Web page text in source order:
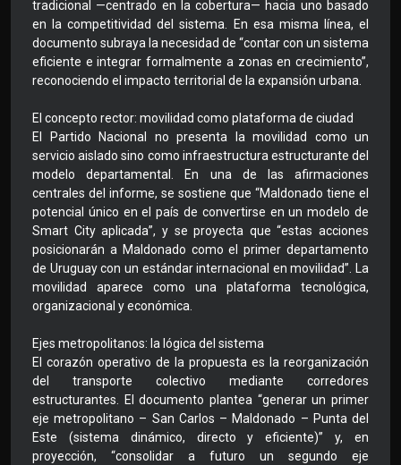
tradicional —centrado en la cobertura— hacia uno basado
en la competitividad del sistema. En esa misma línea, el
documento subraya la necesidad de “contar con un sistema
eficiente e integrar formalmente a zonas en crecimiento”,
reconociendo el impacto territorial de la expansión urbana.
El concepto rector: movilidad como plataforma de ciudad
El Partido Nacional no presenta la movilidad como un
servicio aislado sino como infraestructura estructurante del
modelo departamental. En una de las afirmaciones
centrales del informe, se sostiene que “Maldonado tiene el
potencial único en el país de convertirse en un modelo de
Smart City aplicada”, y se proyecta que “estas acciones
posicionarán a Maldonado como el primer departamento
de Uruguay con un estándar internacional en movilidad”. La
movilidad aparece como una plataforma tecnológica,
organizacional y económica.
Ejes metropolitanos: la lógica del sistema
El corazón operativo de la propuesta es la reorganización
del transporte colectivo mediante corredores
estructurantes. El documento plantea “generar un primer
eje metropolitano – San Carlos – Maldonado – Punta del
Este (sistema dinámico, directo y eficiente)” y, en
proyección, “consolidar a futuro un segundo eje